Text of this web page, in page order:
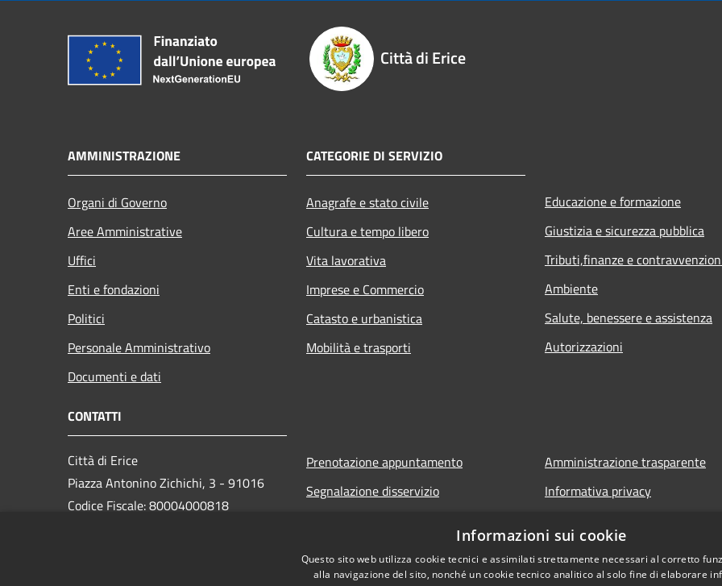
Città di Erice
AMMINISTRAZIONE
Organi di Governo
Aree Amministrative
Uffici
Enti e fondazioni
Politici
Personale Amministrativo
Documenti e dati
CATEGORIE DI SERVIZIO
Anagrafe e stato civile
Cultura e tempo libero
Vita lavorativa
Imprese e Commercio
Catasto e urbanistica
Mobilità e trasporti
Educazione e formazione
Giustizia e sicurezza pubblica
Tributi,finanze e
Ambiente
Salute, benessere e assistenza
Autorizzazioni
CONTATTI
Città di Erice
Piazza Antonino Zichichi, 3 - 91016
Codice Fiscale: 80004000818
Prenotazione appuntamento
Segnalazione disservizio
Amministrazione trasparente
Informativa privacy
Informazioni sui cookie
Questo sito web utilizza cookie tecnici e assimilati strettamente necessari al corretto
alla navigazione del sito, nonché un cookie tecnico analitico al solo fine di elaborare